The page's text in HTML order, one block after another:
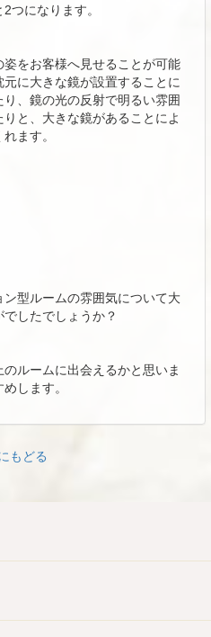
つになります。
をお客様へ見せることが可能
に大きな鏡が設置することに
、鏡の光の反射で明るい雰囲
と、大きな鏡があることによ
ます。
型ルームの雰囲気について大
したでしょうか？
ルームに出会えるかと思いま
します。
もどる